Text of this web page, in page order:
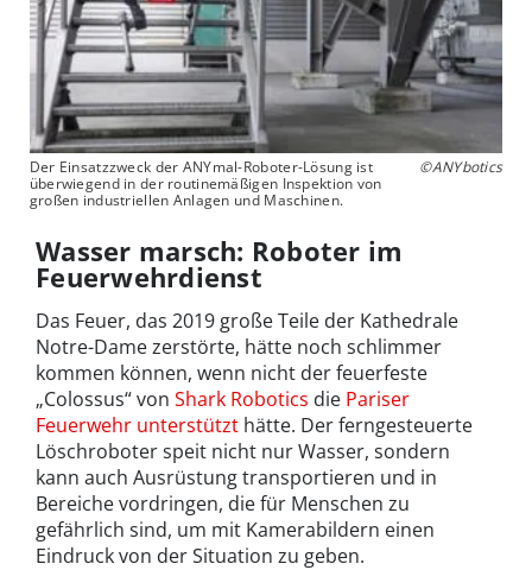
Der Einsatzzweck der ANYmal-Roboter-Lösung ist
überwiegend in der routinemäßigen Inspektion von
großen industriellen Anlagen und Maschinen.
©ANYbotics
Wasser marsch: Roboter im
Feuerwehrdienst
Das Feuer, das 2019 große Teile der Kathedrale
Notre-Dame zerstörte, hätte noch schlimmer
kommen können, wenn nicht der feuerfeste
„Colossus“ von Shark Robotics die Pariser
Feuerwehr unterstützt hätte. Der ferngesteuerte
Löschroboter speit nicht nur Wasser, sondern
kann auch Ausrüstung transportieren und in
Bereiche vordringen, die für Menschen zu
gefährlich sind, um mit Kamerabildern einen
Eindruck von der Situation zu geben.